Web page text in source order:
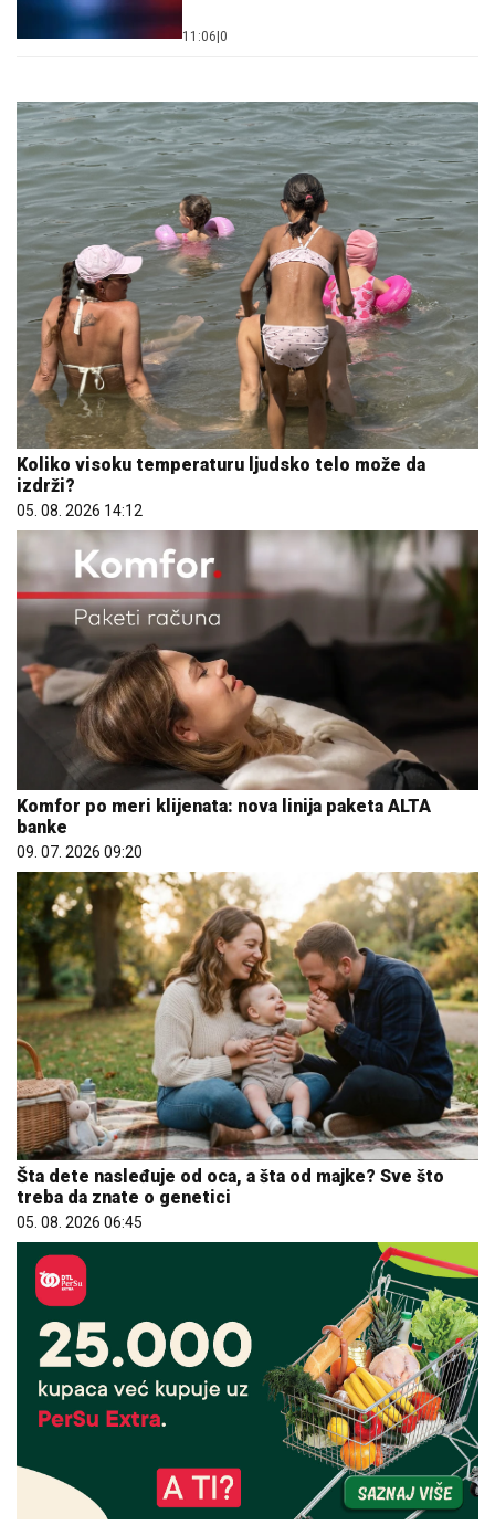
11:06 0
Koliko visoku temperaturu ljudsko telo može da
izdrži?
05. 08. 2026 14:12
Komfor po meri klijenata: nova linija paketa ALTA
banke
09. 07. 2026 09:20
Šta dete nasleđuje od oca, a šta od majke? Sve što
treba da znate o genetici
05. 08. 2026 06:45